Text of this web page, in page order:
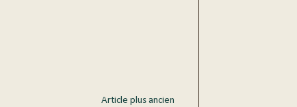
Article plus ancien